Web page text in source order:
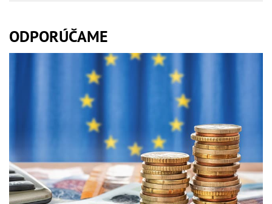
ODPORÚČAME